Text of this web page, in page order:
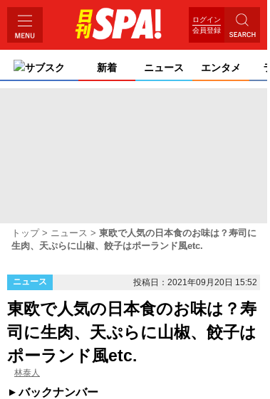
ログイン
会員登録
サブスク 新着 ニュース エンタメ
トップ ニュース
東欧で人気の日本食のお味は？寿司に
生肉、天ぷらに山椒、餃子はポーランド風etc.
ニュース 投稿日：2021年09月20日 15:52
東欧で人気の日本食のお味は？寿
司に生肉、天ぷらに山椒、餃子は
ポーランド風etc.
林泰人
バックナンバー